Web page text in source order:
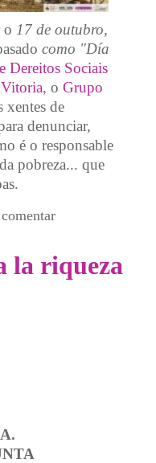
o 17 de outubro,
como "Día
Dereitos Sociais
, o Grupo
xentes de
denunciar,
é o responsable
pobreza... que
No renomeado "Día
RBis”
la riqueza